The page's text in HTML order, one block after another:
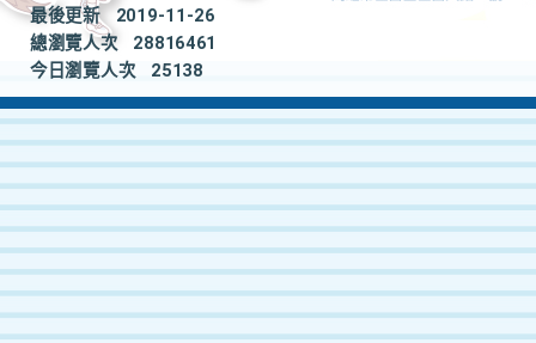
最後更新
2019-11-26
總瀏覽人次
28816461
今日瀏覽人次
25138